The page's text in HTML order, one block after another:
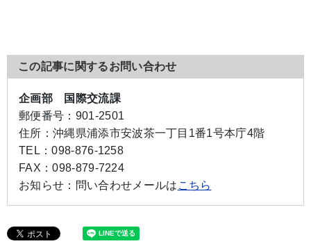
この記事に関するお問い合わせ
企画部 国際交流課
郵便番号： 901-2501
住所： 沖縄県浦添市安波茶一丁目1番1号本庁4階
TEL：098-876-1258
FAX：098-879-7224
お知らせ： 問い合わせメールは こちら